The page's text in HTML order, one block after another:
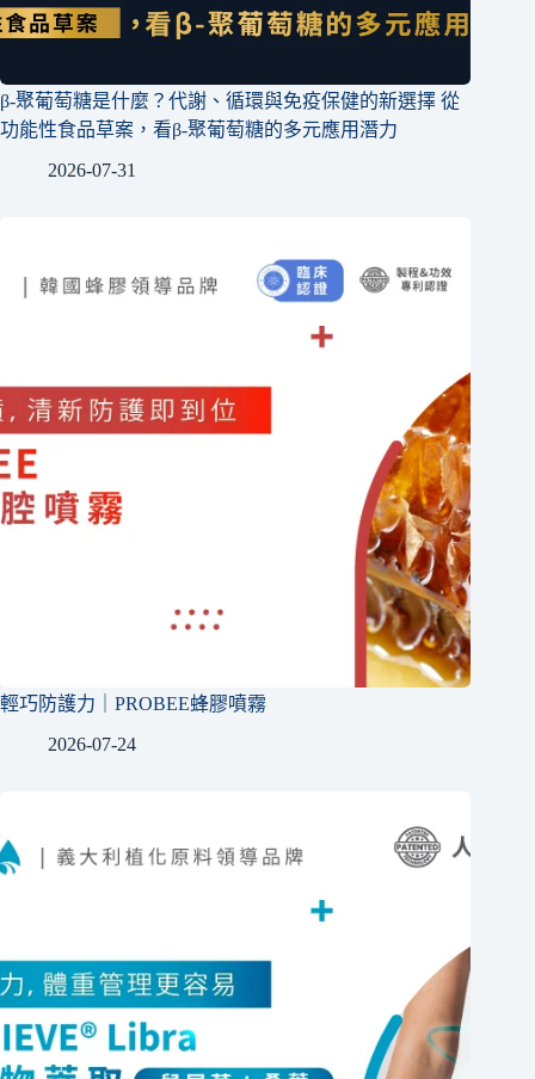
β-聚葡萄糖是什麼？代謝、循環與免疫保健的新選擇 從
功能性食品草案，看β-聚葡萄糖的多元應用潛力
2026-07-31
輕巧防護力｜PROBEE蜂膠噴霧
2026-07-24